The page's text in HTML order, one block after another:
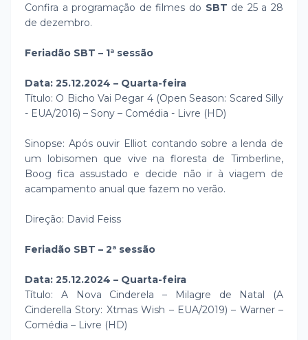
Confira a programação de filmes do SBT de 25 a 28
de dezembro.
Feriadão SBT – 1ª sessão
Data: 25.12.2024 – Quarta-feira
Título: O Bicho Vai Pegar 4 (Open Season: Scared Silly
- EUA/2016) – Sony – Comédia - Livre (HD)
Sinopse: Após ouvir Elliot contando sobre a lenda de
um lobisomen que vive na floresta de Timberline,
Boog fica assustado e decide não ir à viagem de
acampamento anual que fazem no verão.
Direção: David Feiss
Feriadão SBT – 2ª sessão
Data: 25.12.2024 – Quarta-feira
Título: A Nova Cinderela – Milagre de Natal (A
Cinderella Story: Xtmas Wish – EUA/2019) – Warner –
Comédia – Livre (HD)